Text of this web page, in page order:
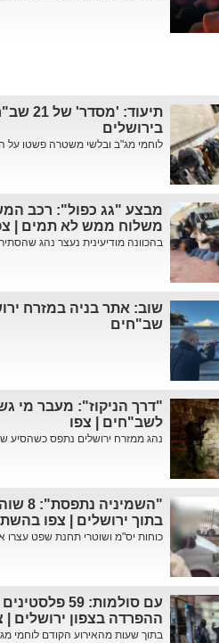
תיעוד:
בירושלים
לוחמי מג"ב ובלשי משטרה פשטו
מבצע "גג כפול": רכב
משלוח ממש לא תמים |
בהכוונה מודיעינית נעצר נהג
שוב: אתר בניה במזרח
שב"חים
"דרך הניקוז": מעבר מי
לשב"חים | צפו
נהג ממזרח ירושלים נתפס כשהסיע שישה מהם • 15
בתוך ירושלים | צפו
כוחות יס"מ ושוטרי תחנת שפט עצרו
עם סולמות: 59
ההפרדה בצפון ירושלים |
בתוך שעות מהאירוע הקודם לוחמי